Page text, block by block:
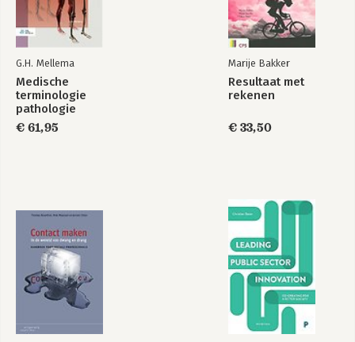
G.H. Mellema
Medische
terminologie
pathologie
€ 61,95
Marije Bakker
Resultaat met
rekenen
€ 33,50